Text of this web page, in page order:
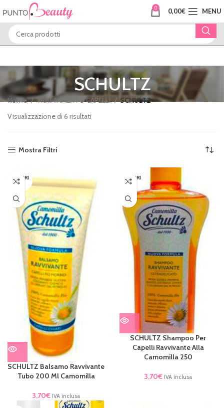
0 0,00€ MENU
SCHULTZ
Home TRATTAMENTO CAPELLI
SCHULTZ
Visualizzazione di 6 risultati
Mostra Filtri
ESAURI
TO
SCHULTZ Balsamo Ravvivante
Tubo 200 Ml Camomilla
3,70€ IVA inclusa
ESAURI
TO
SCHULTZ Shampoo Per
Capelli Ravvivante Alla
Camomilla 250
3,70€ IVA inclusa